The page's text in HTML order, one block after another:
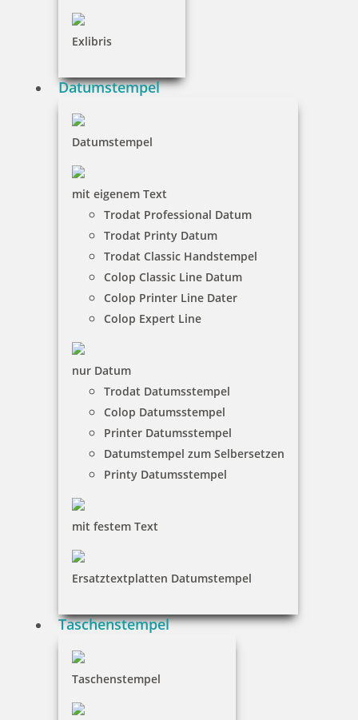
Exlibris
Datumstempel
Datumstempel
mit eigenem Text
Trodat Professional Datum
Trodat Printy Datum
Trodat Classic Handstempel
Colop Classic Line Datum
Colop Printer Line Dater
Colop Expert Line
nur Datum
Trodat Datumsstempel
Colop Datumsstempel
Printer Datumsstempel
Datumstempel zum Selbersetzen
Printy Datumsstempel
mit festem Text
Ersatztextplatten Datumstempel
Taschenstempel
Taschenstempel